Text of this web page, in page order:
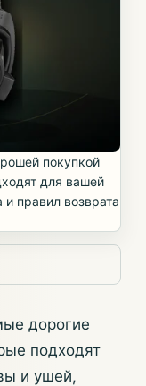
покупкой
для вашей
правил возврата
дорогие
подходят
и ушей,